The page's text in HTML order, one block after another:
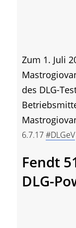
Zum 1. Juli
des DLG-
6.7.17#DLGeV
Fendt
DLG-